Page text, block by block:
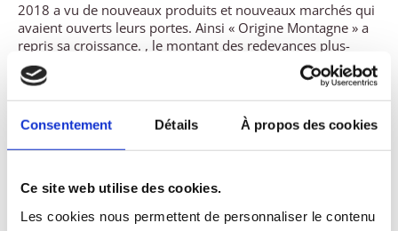
Consentement Détails À propos des cookies
Ce site web utilise des cookies.
Les cookies nous permettent de personnaliser le contenu
2018 a vu de nouveaux produits et nouveaux marchés qui
avaient ouverts leurs portes. Ainsi « Origine Montagne » a
repris sa croissance. , le montant des redevances plus-
values qualité, prévues dans l’accord qualité Origine
Montagne, est en augmentation. La plus-value moyenne
retournée aux éleveurs représente 1 800 € en moyenne
par site d’élevage
Cette performance est encourageante car elle est réalisée
présence des produits. Ainsi, les produits « origine
réseau traditionnel sous marque d’entreprise, selon les